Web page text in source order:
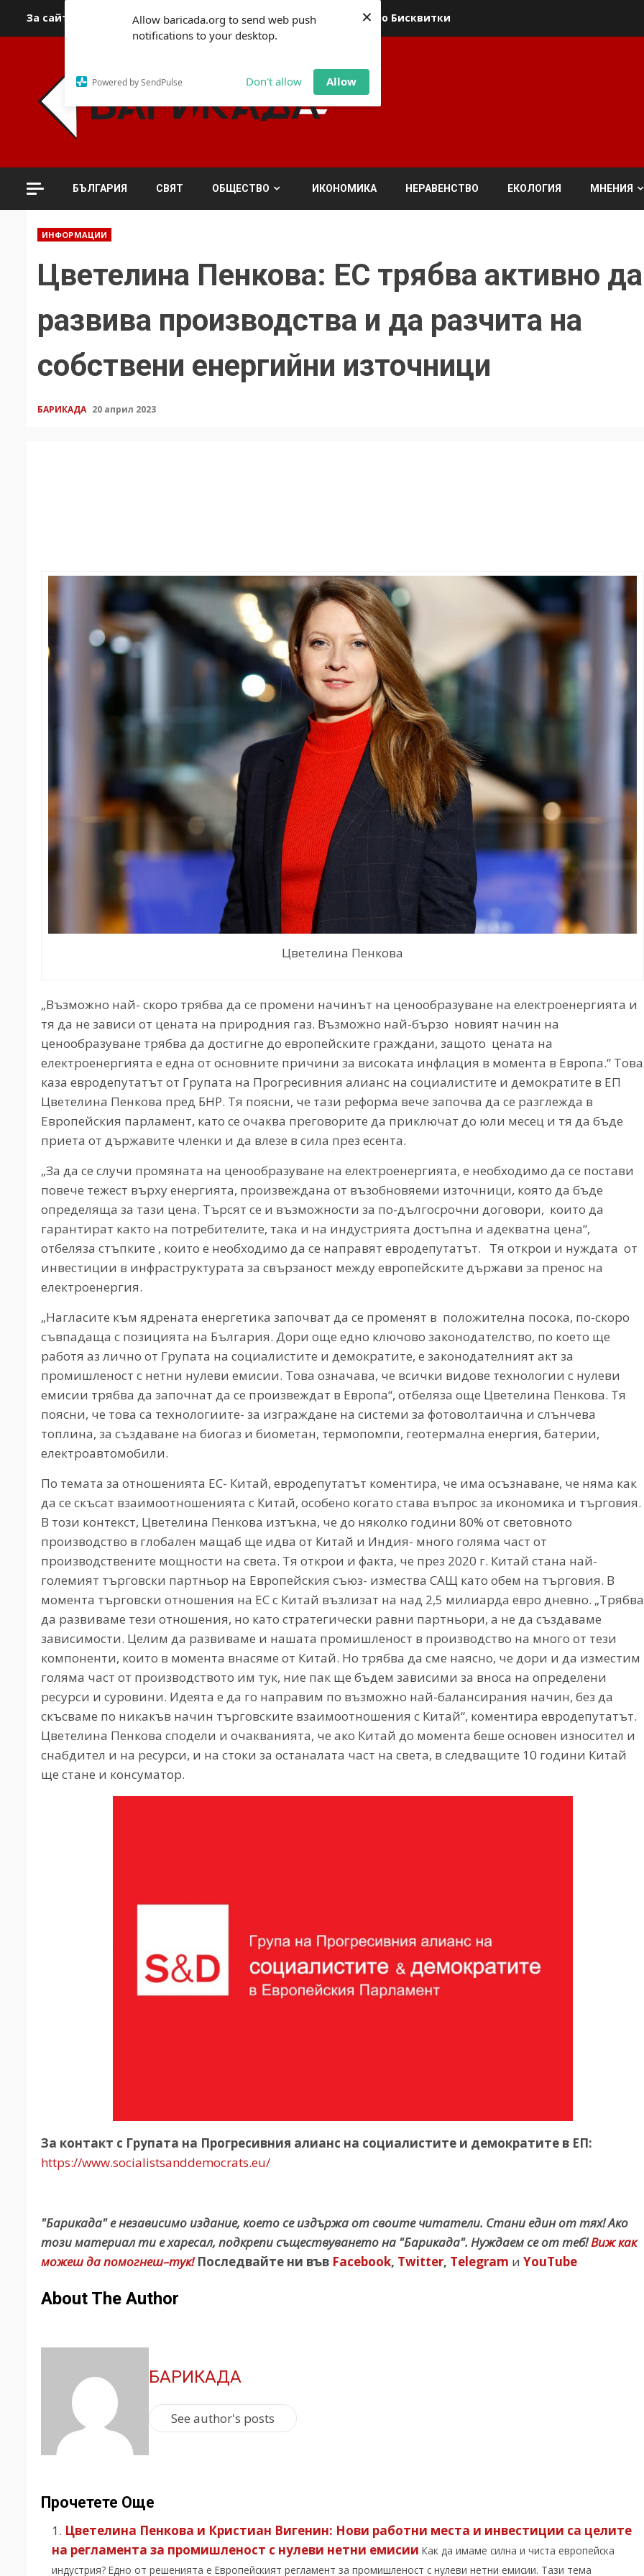
Allow baricada.org to send web push
notifications to your desktop.
Powered by SendPulse Don't allow Allow
×
За сайта За контакти За реклама Политика относно Бисквитки
БЪЛГАРИЯ СВЯТ ОБЩЕСТВО ИКОНОМИКА НЕРАВЕНСТВО ЕКОЛОГИЯ МНЕНИЯ
ИНФОРМАЦИИ
Цветелина Пенкова: ЕС трябва активно да
развива производства и да разчита на
собствени енергийни източници
БАРИКАДА 20 април 2023
Цветелина Пенкова
„Възможно най- скоро трябва да се промени начинът на ценообразуване на електроенергията и
тя да не зависи от цената на природния газ. Възможно най-бързо новият начин на
ценообразуване трябва да достигне до европейските граждани, защото цената на
електроенергията е една от основните причини за високата инфлация в момента в Европа.“ Това
каза евродепутатът от Групата на Прогресивния алианс на социалистите и демократите в ЕП
Цветелина Пенкова пред БНР. Тя поясни, че тази реформа вече започва да се разглежда в
Европейския парламент, като се очаква преговорите да приключат до юли месец и тя да бъде
приета от държавите членки и да влезе в сила през есента.
„За да се случи промяната на ценообразуване на електроенергията, е необходимо да се постави
повече тежест върху енергията, произвеждана от възобновяеми източници, която да бъде
определяща за тази цена. Търсят се и възможности за по-дългосрочни договори, които да
гарантират както на потребителите, така и на индустрията достъпна и адекватна цена“,
отбеляза стъпките , които е необходимо да се направят евродепутатът. Тя открои и нуждата от
инвестиции в инфраструктурата за свързаност между европейските държави за пренос на
електроенергия.
„Нагласите към ядрената енергетика започват да се променят в положителна посока, по-скоро
съвпадаща с позицията на България. Дори още едно ключово законодателство, по което ще
работя аз лично от Групата на социалистите и демократите, е законодателният акт за
промишленост с нетни нулеви емисии. Това означава, че всички видове технологии с нулеви
емисии трябва да започнат да се произвеждат в Европа“, отбеляза още Цветелина Пенкова. Тя
поясни, че това са технологиите- за изграждане на системи за фотоволтаична и слънчева
топлина, за създаване на биогаз и биометан, термопомпи, геотермална енергия, батерии,
електроавтомобили.
По темата за отношенията ЕС- Китай, евродепутатът коментира, че има осъзнаване, че няма как
да се скъсат взаимоотношенията с Китай, особено когато става въпрос за икономика и търговия.
В този контекст, Цветелина Пенкова изтъкна, че до няколко години 80% от световното
производство в глобален мащаб ще идва от Китай и Индия- много голяма част от
производствените мощности на света. Тя открои и факта, че през 2020 г. Китай стана най-
големият търговски партньор на Европейския съюз- измества САЩ като обем на търговия. В
момента търговски отношения на ЕС с Китай възлизат на над 2,5 милиарда евро дневно. „Трябва
да развиваме тези отношения, но като стратегически равни партньори, а не да създаваме
зависимости. Целим да развиваме и нашата промишленост в производство на много от тези
компоненти, които в момента внасяме от Китай. Но трябва да сме наясно, че дори и да изместим
голяма част от производството им тук, ние пак ще бъдем зависими за вноса на определени
ресурси и суровини. Идеята е да го направим по възможно най-балансирания начин, без да
скъсваме по никакъв начин търговските взаимоотношения с Китай“, коментира евродепутатът.
Цветелина Пенкова сподели и очакванията, че ако Китай до момента беше основен износител и
снабдител и на ресурси, и на стоки за останалата част на света, в следващите 10 години Китай
ще стане и консуматор.
За контакт с Групата на Прогресивния алианс на социалистите и демократите в ЕП:
https://www.socialistsanddemocrats.eu/
"Барикада" е независимо издание, което се издържа от своите читатели. Стани един от тях! Ако
този материал ти е харесал, подкрепи съществуването на "Барикада". Нуждаем се от теб!Виж как
можеш да помогнеш–тук! Последвайте ни във Facebook, Twitter, Telegram и YouTube
About The Author
БАРИКАДА
See author's posts
Прочетете Още
Цветелина Пенкова и Кристиан Вигенин: Нови работни места и инвестиции са целите
на регламента за промишленост с нулеви нетни емисии Как да имаме силна и чиста европейска
индустрия? Едно от решенията е Европейският регламент за промишленост с нулеви нетни емисии. Тази тема